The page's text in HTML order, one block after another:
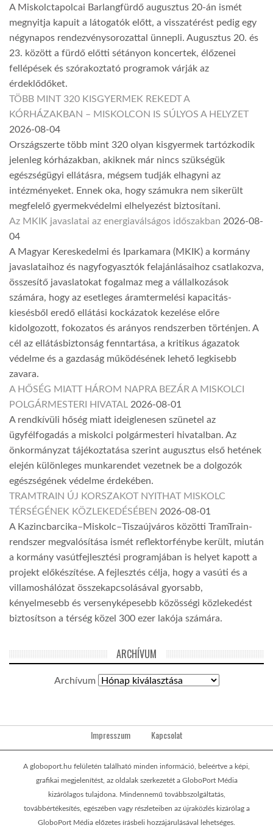
A Miskolctapolcai Barlangfürdő augusztus 20-án ismét
megnyitja kapuit a látogatók előtt, a visszatérést pedig egy
négynapos rendezvénysorozattal ünnepli. Augusztus 20. és
23. között a fürdő előtti sétányon koncertek, élőzenei
fellépések és szórakoztató programok várják az
érdeklődőket.
TÖBB MINT 320 KISGYERMEK REKEDT A
KÓRHÁZAKBAN – MISKOLCON IS SÚLYOS A HELYZET
2026-08-04
Országszerte több mint 320 olyan kisgyermek tartózkodik
jelenleg kórházakban, akiknek már nincs szükségük
egészségügyi ellátásra, mégsem tudják elhagyni az
intézményeket. Ennek oka, hogy számukra nem sikerült
megfelelő gyermekvédelmi elhelyezést biztosítani.
Az MKIK javaslatai az energiaválságos időszakban 2026-08-
04
A Magyar Kereskedelmi és Iparkamara (MKIK) a kormány
javaslataihoz és nagyfogyasztók felajánlásaihoz csatlakozva,
összesítő javaslatokat fogalmaz meg a vállalkozások
számára, hogy az esetleges áramtermelési kapacitás-
kiesésből eredő ellátási kockázatok kezelése előre
kidolgozott, fokozatos és arányos rendszerben történjen. A
cél az ellátásbiztonság fenntartása, a kritikus ágazatok
védelme és a gazdaság működésének lehető legkisebb
zavara.
A HŐSÉG MIATT HÁROM NAPRA BEZÁR A MISKOLCI
POLGÁRMESTERI HIVATAL 2026-08-01
A rendkívüli hőség miatt ideiglenesen szünetel az
ügyfélfogadás a miskolci polgármesteri hivatalban. Az
önkormányzat tájékoztatása szerint augusztus első hetének
elején különleges munkarendet vezetnek be a dolgozók
egészségének védelme érdekében.
TRAMTRAIN ÚJ KORSZAKOT NYITHAT MISKOLC
TÉRSÉGÉNEK KÖZLEKEDÉSÉBEN 2026-08-01
A Kazincbarcika–Miskolc–Tiszaújváros közötti TramTrain-
rendszer megvalósítása ismét reflektorfénybe került, miután
a kormány vasútfejlesztési programjában is helyet kapott a
projekt előkészítése. A fejlesztés célja, hogy a vasúti és a
villamoshálózat összekapcsolásával gyorsabb,
kényelmesebb és versenyképesebb közösségi közlekedést
biztosítson a térség közel 300 ezer lakója számára.
ARCHÍVUM
Archívum
Impresszum Kapcsolat
A globoport.hu felületén található minden információ, beleértve a képi,
grafikai megjelenítést, az oldalak szerkezetét a GloboPort Média
kizárólagos tulajdona. Mindennemű továbbszolgáltatás,
továbbértékesítés, egészében vagy részleteiben az újraközlés kizárólag a
GloboPort Média előzetes írásbeli hozzájárulásával lehetséges.